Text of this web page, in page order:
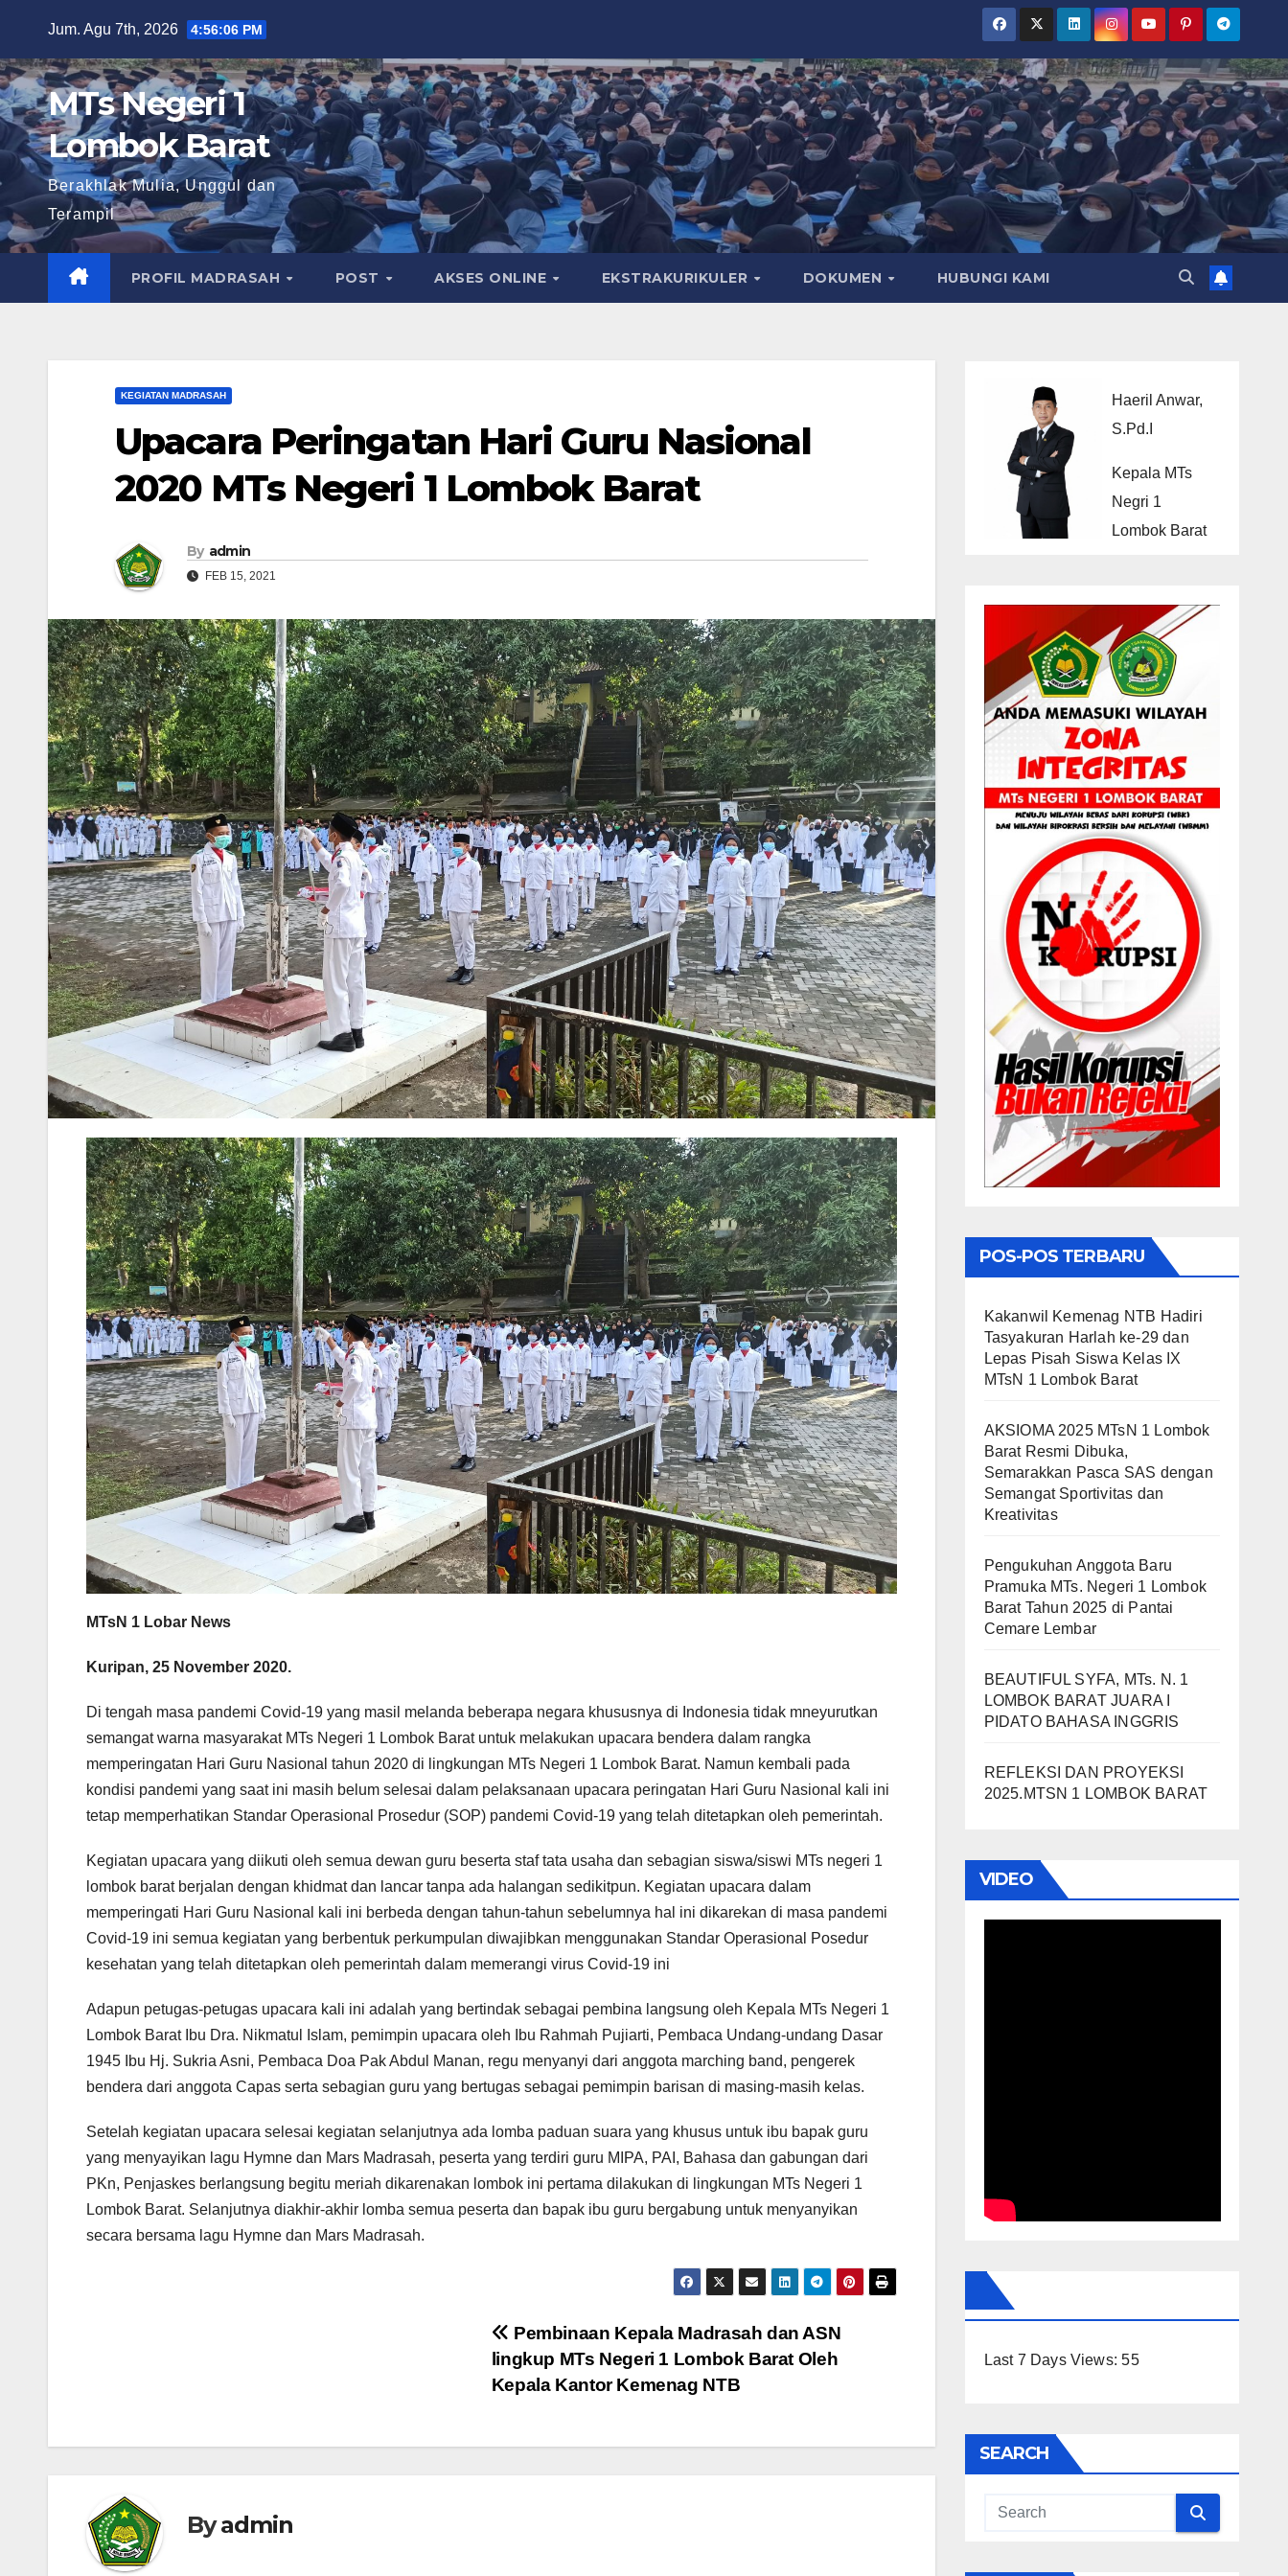
content
Jum. Agu 7th, 2026 4:56:08 PM
MTs Negeri 1
Lombok Barat
Berakhlak Mulia, Unggul dan
Terampil
PROFIL MADRASAH POST AKSES ONLINE EKSTRAKURIKULER DOKUMEN HUBUNGI KAMI
KEGIATAN MADRASAH
Upacara Peringatan Hari Guru Nasional
2020 MTs Negeri 1 Lombok Barat
By admin
FEB 15, 2021
MTsN 1 Lobar News
Kuripan, 25 November 2020.
Di tengah masa pandemi Covid-19 yang masil melanda beberapa negara khususnya di Indonesia tidak mneyurutkan
semangat warna masyarakat MTs Negeri 1 Lombok Barat untuk melakukan upacara bendera dalam rangka
memperingatan Hari Guru Nasional tahun 2020 di lingkungan MTs Negeri 1 Lombok Barat. Namun kembali pada
kondisi pandemi yang saat ini masih belum selesai dalam pelaksanaan upacara peringatan Hari Guru Nasional kali ini
tetap memperhatikan Standar Operasional Prosedur (SOP) pandemi Covid-19 yang telah ditetapkan oleh pemerintah.
Kegiatan upacara yang diikuti oleh semua dewan guru beserta staf tata usaha dan sebagian siswa/siswi MTs negeri 1
lombok barat berjalan dengan khidmat dan lancar tanpa ada halangan sedikitpun. Kegiatan upacara dalam
memperingati Hari Guru Nasional kali ini berbeda dengan tahun-tahun sebelumnya hal ini dikarekan di masa pandemi
Covid-19 ini semua kegiatan yang berbentuk perkumpulan diwajibkan menggunakan Standar Operasional Posedur
kesehatan yang telah ditetapkan oleh pemerintah dalam memerangi virus Covid-19 ini
Adapun petugas-petugas upacara kali ini adalah yang bertindak sebagai pembina langsung oleh Kepala MTs Negeri 1
Lombok Barat Ibu Dra. Nikmatul Islam, pemimpin upacara oleh Ibu Rahmah Pujiarti, Pembaca Undang-undang Dasar
1945 Ibu Hj. Sukria Asni, Pembaca Doa Pak Abdul Manan, regu menyanyi dari anggota marching band, pengerek
bendera dari anggota Capas serta sebagian guru yang bertugas sebagai pemimpin barisan di masing-masih kelas.
Setelah kegiatan upacara selesai kegiatan selanjutnya ada lomba paduan suara yang khusus untuk ibu bapak guru
yang menyayikan lagu Hymne dan Mars Madrasah, peserta yang terdiri guru MIPA, PAI, Bahasa dan gabungan dari
PKn, Penjaskes berlangsung begitu meriah dikarenakan lombok ini pertama dilakukan di lingkungan MTs Negeri 1
Lombok Barat. Selanjutnya diakhir-akhir lomba semua peserta dan bapak ibu guru bergabung untuk menyanyikan
secara bersama lagu Hymne dan Mars Madrasah.
Pembinaan Kepala Madrasah dan ASN
lingkup MTs Negeri 1 Lombok Barat Oleh
Kepala Kantor Kemenag NTB
Byadmin
Haeril Anwar,
S.Pd.I
Kepala MTs
Negri 1
Lombok Barat
POS-POS TERBARU
Kakanwil Kemenag NTB Hadiri
Tasyakuran Harlah ke-29 dan
Lepas Pisah Siswa Kelas IX
MTsN 1 Lombok Barat
AKSIOMA 2025 MTsN 1 Lombok
Barat Resmi Dibuka,
Semarakkan Pasca SAS dengan
Semangat Sportivitas dan
Kreativitas
Pengukuhan Anggota Baru
Pramuka MTs. Negeri 1 Lombok
Barat Tahun 2025 di Pantai
Cemare Lembar
BEAUTIFUL SYFA, MTs. N. 1
LOMBOK BARAT JUARA I
PIDATO BAHASA INGGRIS
REFLEKSI DAN PROYEKSI
2025.MTSN 1 LOMBOK BARAT
VIDEO
Last 7 Days Views:55
SEARCH